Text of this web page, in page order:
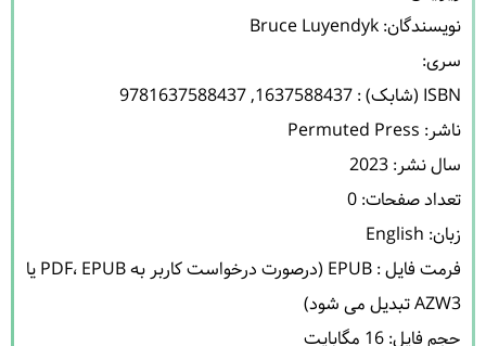
نویسندگان: Bruce Luyendyk
حجم فایل: 16 مگابایت